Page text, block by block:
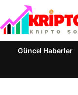
Güncel Haberler